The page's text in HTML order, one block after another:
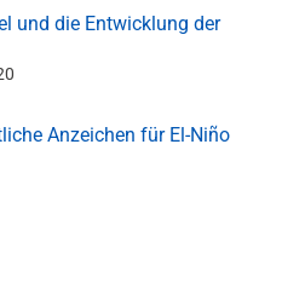
und die Entwicklung der
Anzeichen für El-Niño